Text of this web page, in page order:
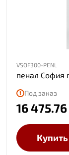
VSOF300-PENL
пенал София
Под заказ
16
Купить